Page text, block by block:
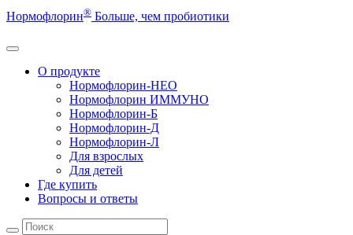
Нормофлорин® Больше, чем пробиотики
О продукте
Нормофлорин-НЕО
Нормофлорин ИММУНО
Нормофлорин-Б
Нормофлорин-Д
Нормофлорин-Л
Для взрослых
Для детей
Где купить
Вопросы и ответы